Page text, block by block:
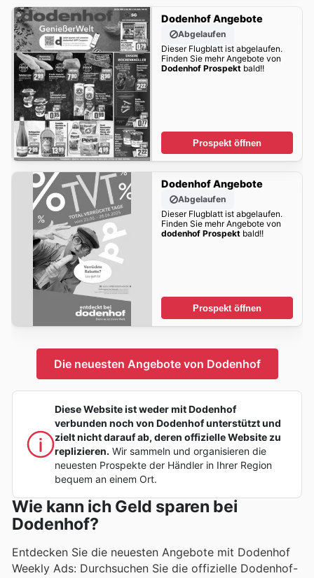
Dodenhof Angebote
Abgelaufen
Dieser Flugblatt ist abgelaufen.
Finden Sie mehr Angebote von
Dodenhof Prospektbald!!
Prospekt öffnen
Dodenhof Angebote
Abgelaufen
Dieser Flugblatt ist abgelaufen.
Finden Sie mehr Angebote von
dodenhof Prospektbald!!
Prospekt öffnen
Die neuesten Angebote von Dodenhof
Diese Website ist weder mit Dodenhof
verbunden noch von Dodenhof unterstützt und
zielt nicht darauf ab, deren offizielle Website zu
replizieren. Wir sammeln und organisieren die
neuesten Prospekte der Händler in Ihrer Region
bequem an einem Ort.
Wie kann ich Geld sparen bei
Dodenhof?
Entdecken Sie die neuesten Angebote mit Dodenhof
Weekly Ads: Durchsuchen Sie die offizielle Dodenhof-